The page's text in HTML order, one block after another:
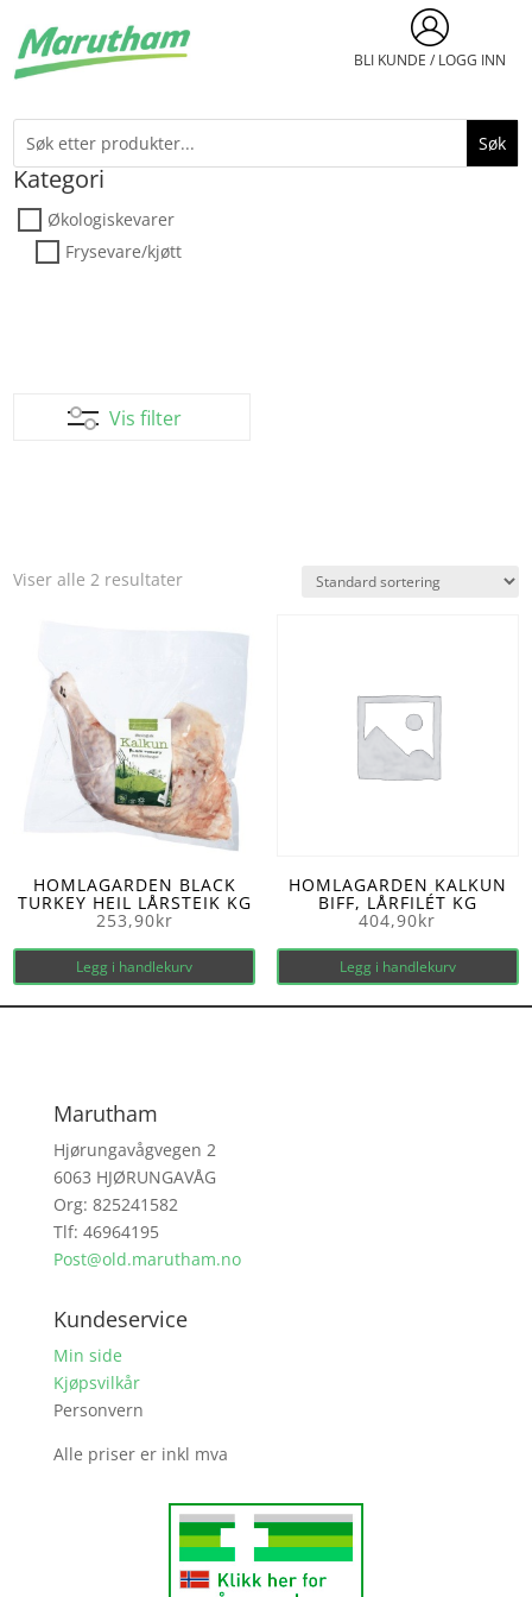
BLI KUNDE / LOGG INN
Kategori
Økologiskevarer
Frysevare/kjøtt
Vis filter
Viser alle 2 resultater
HOMLAGARDEN BLACK
TURKEY HEIL LÅRSTEIK KG
253,90kr
Legg i handlekurv
HOMLAGARDEN KALKUN
BIFF, LÅRFILÉT KG
404,90kr
Legg i handlekurv
Marutham
Hjørungavågvegen 2
6063 HJØRUNGAVÅG
Org: 825241582
Tlf: 46964195
Post@old.marutham.no
Kundeservice
Min side
Kjøpsvilkår
Personvern
Alle priser er inkl mva